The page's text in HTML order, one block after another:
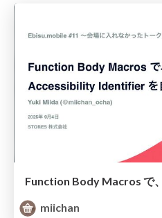
miichan